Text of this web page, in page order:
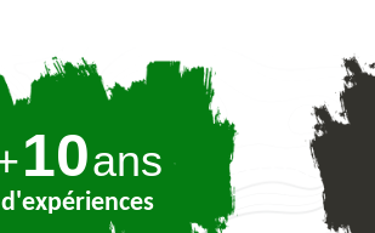
10ans
d'expériences